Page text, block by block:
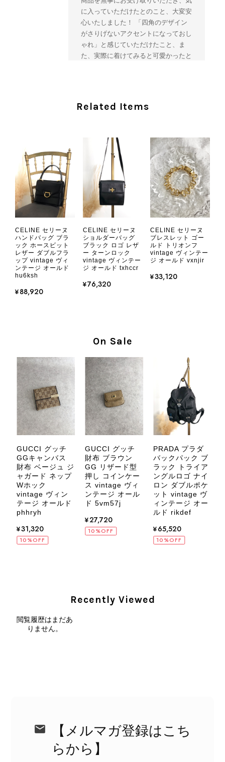
に入っていただけたとのこと、大変安
心いたしました！ 「四角のデザイン
がさりげないアクセントになっておし
ゃれ」と感じていただけたこと、ま
た、実際に着けてみると可愛かったと
ご愛用いただけましたら幸いです。
談ください。 またご縁がございまし
たら、ぜひよろしくお願いいたしま
す。 VintageShop solo
2026/08/05
とても気に入りました、目立たないシャネルのロゴがとてもいい
です
心いたしました。 また、商品からヴ
ィンテージならではの上品な魅力を感
じていただけたようで、スタッフ一同
大変励みになります！ ぜひこれから
末永くご愛用いただけましたら幸いで
す。 また気になる商品やご不明な点
などございましたら、いつでもお気軽
にご相談ください。 またご縁がござ
いましたら、ぜひよろしくお願いいた
します。 VintageShop solo
CELINE セリーヌ ブレスレット シルバー トリオンフ ホースビット SILVER925 vintage ヴィンテージ オールド 7f8hjn
外装内装ともにAランクの商品を購入しました。 しかし、実際に
届いた商品は、写真には写っていない内側の蛇腹部分と全面ポケ
断できない状態の商品が届きとても残念です。 決して安い買い物
ではなかったため、ショックも大きかったです。 私は今後こちら
で購入することはないですが、同じような思いをする購入者が出
Related Items
CELINE セリーヌ
ハンドバッグ ブラ
ック ホースビット
レザー ダブルフラ
ップ vintage ヴィ
ンテージ オールド
hu6ksh
¥88,920
CELINE セリーヌ
ショルダーバッグ
ブラック ロゴ レザ
ー ターンロック
vintage ヴィンテー
ジ オールド txhccr
¥76,320
CELINE セリーヌ
ブレスレット ゴー
ルド トリオンフ
vintage ヴィンテー
ジ オールド vxnjir
¥33,120
On Sale
GUCCI グッチ
GGキャンバス
財布 ベージュ ジ
ャガード ネップ
Wホック
vintage ヴィン
テージ オールド
phhryh
¥31,320
10%OFF
GUCCI グッチ
財布 ブラウン
GG リザード型
押し コインケー
ス vintage ヴィ
ンテージ オール
ド 5vm57j
¥27,720
10%OFF
PRADA プラダ
バックパック ブ
ラック トライア
ングルロゴ ナイ
ロン ダブルポケ
ット vintage ヴ
ィンテージ オー
ルド rikdef
¥65,520
10%OFF
Recently Viewed
閲覧履歴はまだあ
りません。
【メルマガ登録はこち
らから】